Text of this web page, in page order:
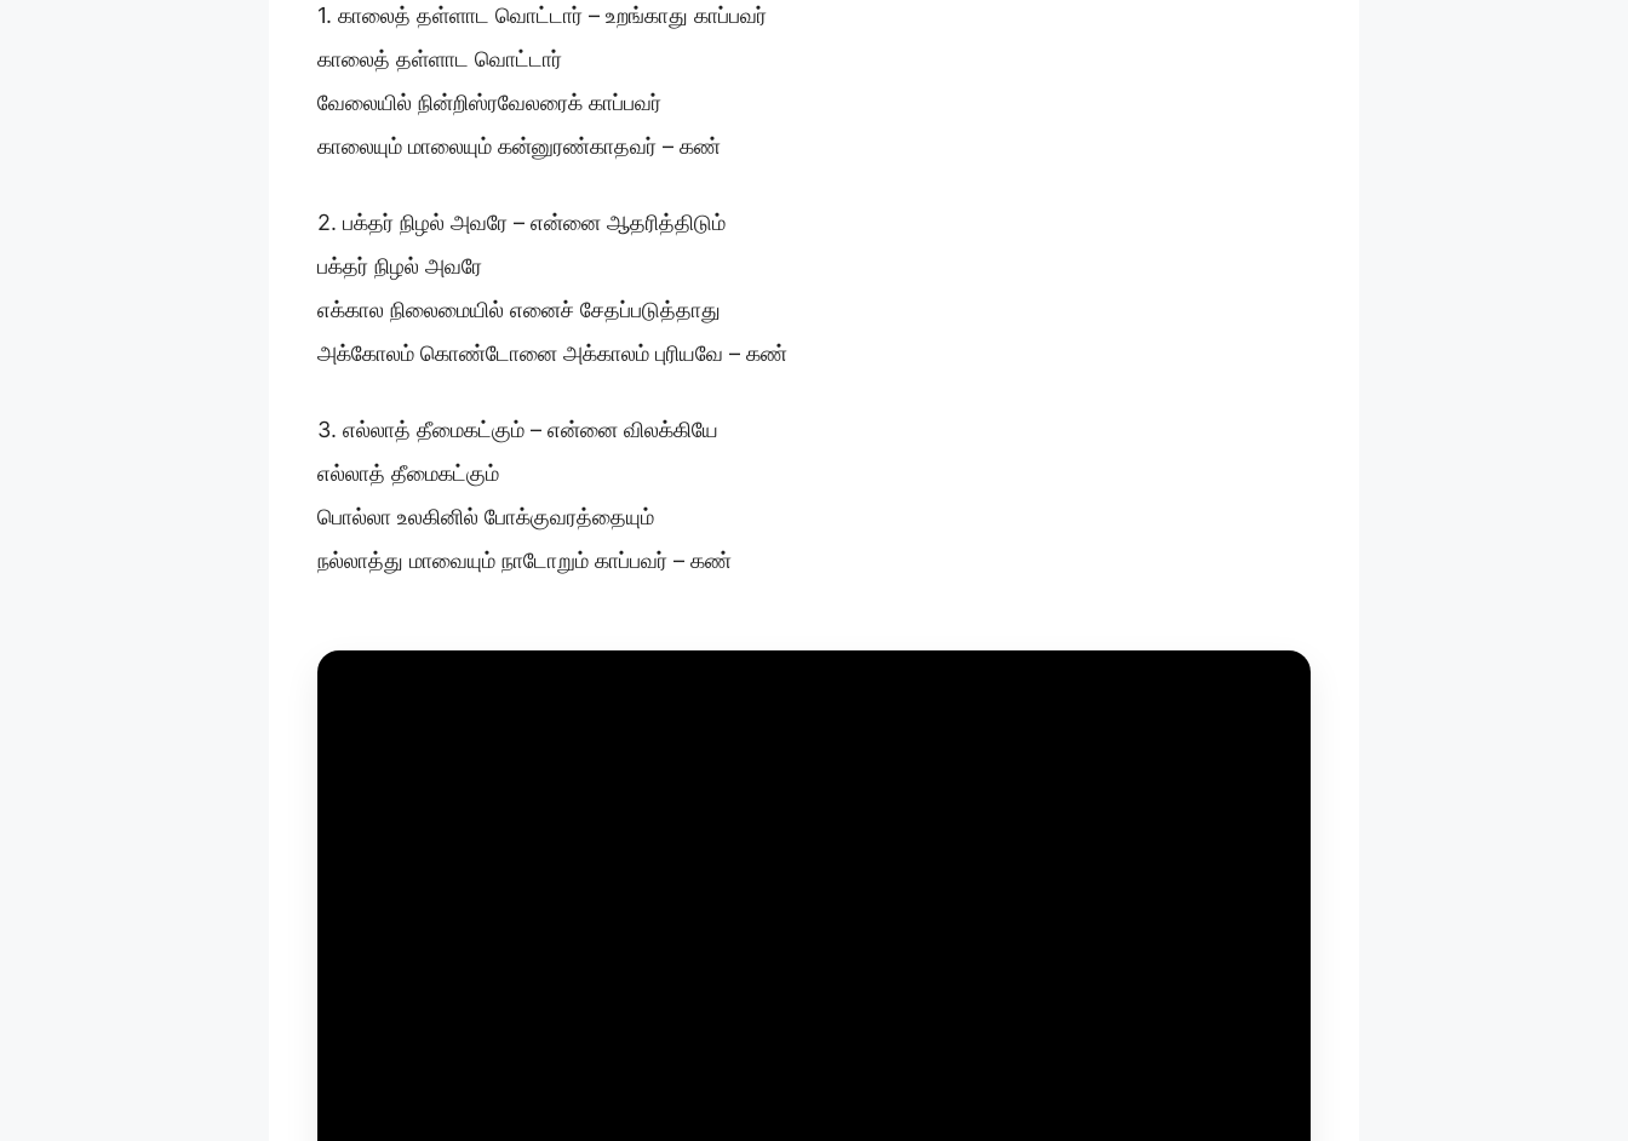
1. காலைத் தள்ளாட வொட்டார் – உறங்காது காப்பவர்
காலைத் தள்ளாட வொட்டார்
வேலையில் நின்றிஸ்ரவேலரைக் காப்பவர்
காலையும் மாலையும் கன்னுரண்காதவர் – கண்
2. பக்தர் நிழல் அவரே – என்னை ஆதரித்திடும்
பக்தர் நிழல் அவரே
எக்கால நிலைமையில் எனைச் சேதப்படுத்தாது
அக்கோலம் கொண்டோனை அக்காலம் புரியவே – கண்
3. எல்லாத் தீமைகட்கும் – என்னை விலக்கியே
எல்லாத் தீமைகட்கும்
பொல்லா உலகினில் போக்குவரத்தையும்
நல்லாத்து மாவையும் நாடோறும் காப்பவர் – கண்